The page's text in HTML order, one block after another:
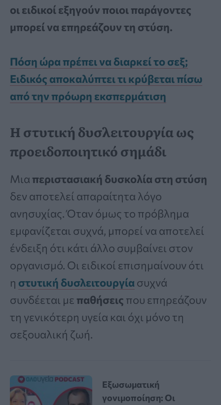
οι ειδικοί εξηγούν ποιοι παράγοντες
μπορεί να επηρεάζουν τη στύση.
Πόση ώρα πρέπει να διαρκεί το σεξ;
Ειδικός αποκαλύπτει τι κρύβεται πίσω
από την πρόωρη εκσπερμάτιση
Η στυτική δυσλειτουργία ως
προειδοποιητικό σημάδι
Μια περιστασιακή δυσκολία στη στύση
δεν αποτελεί απαραίτητα λόγο
ανησυχίας. Όταν όμως το πρόβλημα
εμφανίζεται συχνά, μπορεί να αποτελεί
ένδειξη ότι κάτι άλλο συμβαίνει στον
οργανισμό. Οι ειδικοί επισημαίνουν ότι
η στυτική δυσλειτουργία συχνά
συνδέεται με παθήσεις που επηρεάζουν
τη γενικότερη υγεία και όχι μόνο τη
σεξουαλική ζωή.
Εξωσωματική
γονιμοποίηση: Οι